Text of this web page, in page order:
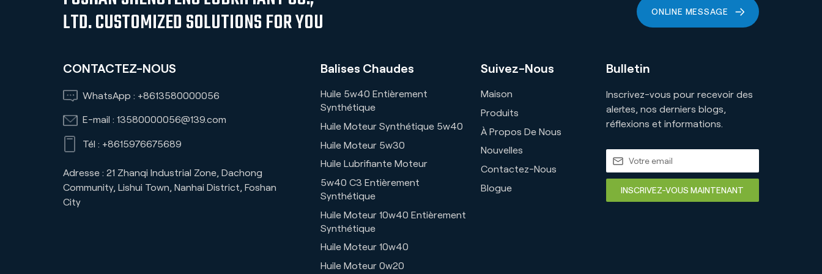
LTD. CUSTOMIZED SOLUTIONS FOR YOU ONLINE MESSAGE
CONTACTEZ-NOUS
WhatsApp : +8613580000056
E-mail :13580000056@139.com
Tél : +8615976675689
Adresse : 21 Zhanqi Industrial Zone, Dachong
Community, Lishui Town, Nanhai District, Foshan
City
Balises Chaudes
Huile 5w40 Entièrement
Synthétique
Huile Moteur Synthétique 5w40
Huile Moteur 5w30
Huile Lubrifiante Moteur
5w40 C3 Entièrement
Synthétique
Huile Moteur 10w40 Entièrement
Synthétique
Huile Moteur 10w40
Huile Moteur 0w20
Suivez-Nous
Maison
Produits
À Propos De Nous
Nouvelles
Contactez-Nous
Blogue
Bulletin
Inscrivez-vous pour recevoir des
alertes, nos derniers blogs,
réflexions et informations.
INSCRIVEZ-VOUS MAINTENANT